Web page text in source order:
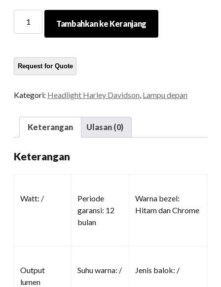
LED
Daymaker
Tambahkan ke Keranjang
Kategori: Headlight Harley Davidson Lampu depan
Keterangan Ulasan (0)
Keterangan
Watt: /
Periode
garansi: 12
bulan
Warna bezel:
Hitam dan Chrome
Output
lumen
Suhu warna: / Jenis balok: /